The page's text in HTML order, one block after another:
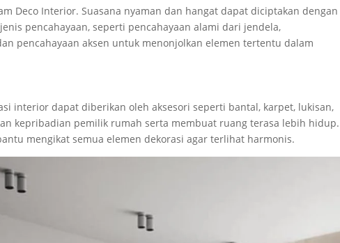
Deco Interior. Suasana nyaman dan hangat dapat diciptakan dengan
pencahayaan, seperti pencahayaan alami dari jendela,
pencahayaan aksen untuk menonjolkan elemen tertentu dalam
interior dapat diberikan oleh aksesori seperti bantal, karpet, lukisan,
kepribadian pemilik rumah serta membuat ruang terasa lebih hidup.
mengikat semua elemen dekorasi agar terlihat harmonis.